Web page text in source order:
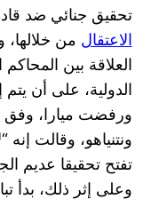
تحقيق جنائي ضد
الاعتقال من خلالها،
العلاقة بين
الدولية، على أن يتم
ورفضت ميارا، وفق
ونتنياهو، وقالت إنه
تفتح تحقيقا عديم
وعلى إثر ذلك، بدأ